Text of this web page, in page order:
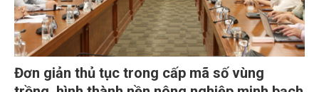
Đơn giản thủ tục trong cấp mã số vùng